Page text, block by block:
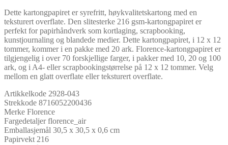
Dette kartongpapiret er syrefritt, høykvalitetskartong med en
teksturert overflate. Den slitesterke 216 gsm-kartongpapiret er
perfekt for papirhåndverk som kortlaging, scrapbooking,
kunstjournaling og blandede medier. Dette kartongpapiret, i 12 x 12
tommer, kommer i en pakke med 20 ark. Florence-kartongpapiret er
tilgjengelig i over 70 forskjellige farger, i pakker med 10, 20 og 100
ark, og i A4- eller scrapbookingstørrelse på 12 x 12 tommer. Velg
mellom en glatt overflate eller teksturert overflate.
Artikkelkode 2928-043
Strekkode 8716052200436
Merke Florence
Fargedetaljer florence_air
Emballasjemål 30,5 x 30,5 x 0,6 cm
Papirvekt 216